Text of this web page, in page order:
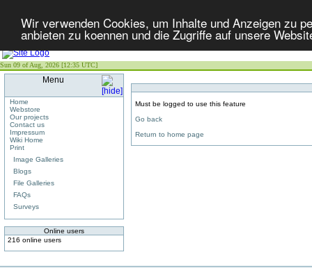
Wir verwenden Cookies, um Inhalte und Anzeigen zu
anbieten zu koennen und die Zugriffe auf unsere
Sun 09 of Aug, 2026 [12:35 UTC]
Menu
Home
Webstore
Our projects
Contact us
Impressum
Wiki Home
Print
Image Galleries
Blogs
File Galleries
FAQs
Surveys
Online users
216 online users
Must be logged to use this feature
Go back
Return to home page